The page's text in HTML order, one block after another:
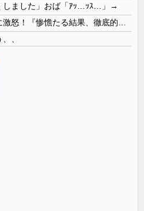
しました」おば「ｱｯ…ｯｽ…」→
、